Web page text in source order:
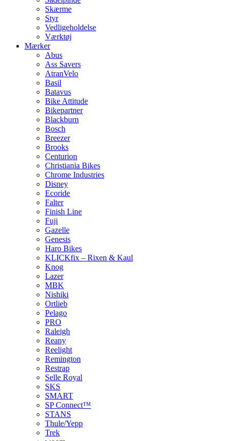
Skærme
Styr
Vedligeholdelse
Værktøj
Mærker
Abus
Ass Savers
AtranVelo
Basil
Batavus
Bike Attitude
Bikepartner
Blackburn
Bosch
Breezer
Brooks
Centurion
Christiania Bikes
Chrome Industries
Disney
Ecoride
Falter
Finish Line
Fuji
Gazelle
Genesis
Haro Bikes
KLICKfix – Rixen & Kaul
Knog
Lazer
MBK
Nishiki
Ortlieb
Pelago
PRO
Raleigh
Reany
Reelight
Remington
Restrap
Selle Royal
SKS
SMART
SP Connect™
STANS
Thule/Yepp
Trek